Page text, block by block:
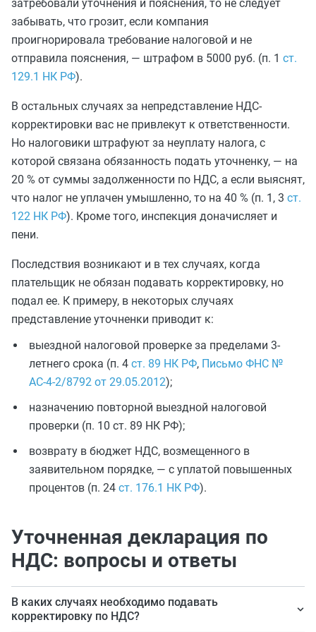
затребовали уточнения и пояснения, то не следует
забывать, что грозит, если компания
проигнорировала требование налоговой и не
отправила пояснения, — штрафом в 5000 руб. (п. 1 ст.
129.1 НК РФ).
В остальных случаях за непредставление НДС-
корректировки вас не привлекут к ответственности.
Но налоговики штрафуют за неуплату налога, с
которой связана обязанность подать уточненку, — на
20 % от суммы задолженности по НДС, а если выяснят,
что налог не уплачен умышленно, то на 40 % (п. 1, 3 ст.
122 НК РФ). Кроме того, инспекция доначисляет и
пени.
Последствия возникают и в тех случаях, когда
плательщик не обязан подавать корректировку, но
подал ее. К примеру, в некоторых случаях
представление уточненки приводит к:
выездной налоговой проверке за пределами 3-
летнего срока (п. 4 ст. 89 НК РФ, Письмо ФНС №
АС-4-2/8792 от 29.05.2012);
назначению повторной выездной налоговой
проверки (п. 10 ст. 89 НК РФ);
возврату в бюджет НДС, возмещенного в
заявительном порядке, — с уплатой повышенных
процентов (п. 24 ст. 176.1 НК РФ).
Уточненная декларация по
НДС: вопросы и ответы
В каких случаях необходимо подавать
корректировку по НДС?